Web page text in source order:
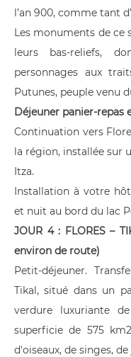
l’an 900, comme tant
Les monuments de ce
leurs bas-reliefs,
personnages aux
Putunes, peuple venu
Déjeuner panier-repas
Continuation vers
la région, installée sur
Itza.
Installation à votre
et nuit au bord du lac
JOUR 4 : FLORES –
environ de route)
Petit-déjeuner.
Tikal, situé dans un
verdure luxuriante
superficie de 575
d'oiseaux, de singes,